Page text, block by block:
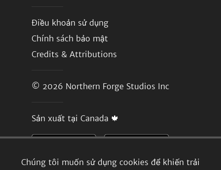
Chúng tôi muốn sử dụng cookies để khiến trải
Điều khoản sử dụng
Chính sách bảo mật
Credits & Attributions
© 2026 Northern Forge Studios Inc
Sản xuất tại Canada 🍁